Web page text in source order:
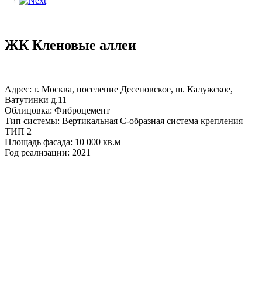
ЖК Кленовые аллеи
Адрес: г. Москва, поселение Десеновское, ш. Калужское,
Ватутинки д.11
Облицовка: Фиброцемент
Тип системы: Вертикальная С-образная система крепления
ТИП 2
Площадь фасада: 10 000 кв.м
Год реализации: 2021